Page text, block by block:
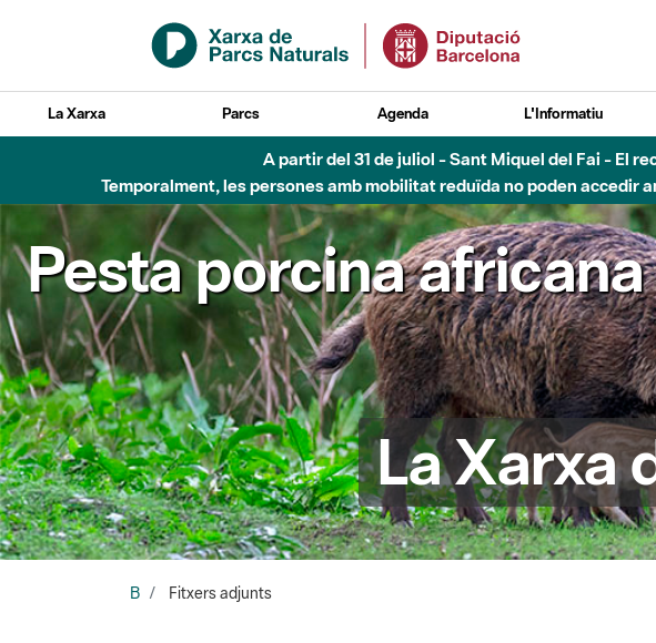
Salta al contingut principal
La Xarxa Parcs Agenda L'Informatiu
A partir del 31 de juliol - Sant Miquel del Fai - El
Temporalment, les persones amb mobilitat reduïda no poden accedir
Pesta porcina africana
La Xarxa
B Fitxers adjunts